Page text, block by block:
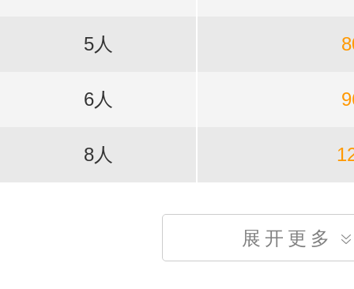
5人
6人
8人
展开更多